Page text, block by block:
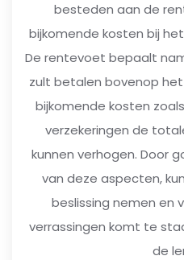
besteden aan de
bijkomende kosten bij
De rentevoet bepaalt
zult betalen bovenop
bijkomende kosten
verzekeringen de
kunnen verhogen. Door
van deze aspecten,
beslissing nemen en
verrassingen komt te
de